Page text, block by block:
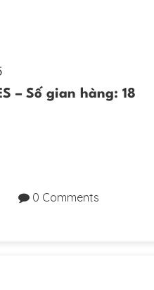
– Số gian hàng: 18
0 Comments